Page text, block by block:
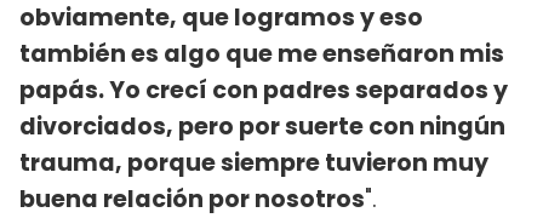
obviamente, que logramos y eso
también es algo que me enseñaron mis
papás. Yo crecí con padres separados y
divorciados, pero por suerte con ningún
trauma, porque siempre tuvieron muy
buena relación por nosotros".